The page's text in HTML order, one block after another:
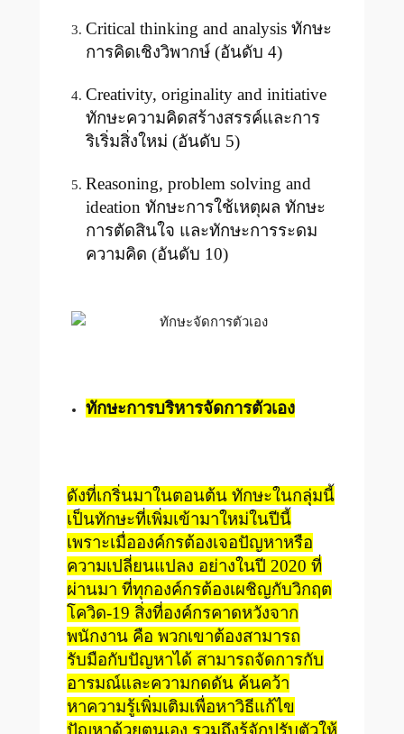
Critical thinking and analysis ทักษะ
การคิดเชิงวิพากษ์ (อันดับ 4)
Creativity, originality and initiative
ทักษะความคิดสร้างสรรค์และการ
ริเริ่มสิ่งใหม่ (อันดับ 5)
Reasoning, problem solving and
ideation ทักษะการใช้เหตุผล ทักษะ
การตัดสินใจ และทักษะการระดม
ความคิด (อันดับ 10)
ทักษะการบริหารจัดการตัวเอง
ดังที่เกริ่นมาในตอนต้น ทักษะในกลุ่มนี้
เป็นทักษะที่เพิ่มเข้ามาใหม่ในปีนี้
เพราะเมื่อองค์กรต้องเจอปัญหาหรือ
ความเปลี่ยนแปลง อย่างในปี 2020 ที่
ผ่านมา ที่ทุกองค์กรต้องเผชิญกับวิกฤต
โควิด-19 สิ่งที่องค์กรคาดหวังจาก
พนักงาน คือ พวกเขาต้องสามารถ
รับมือกับปัญหาได้ สามารถจัดการกับ
อารมณ์และความกดดัน ค้นคว้า
หาความรู้เพิ่มเติมเพื่อหาวิธีแก้ไข
ปัญหาด้วยตนเอง รวมถึงรู้จักปรับตัวให้